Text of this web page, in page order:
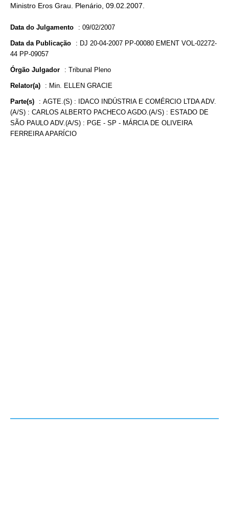
Ministro Eros Grau. Plenário, 09.02.2007.
Data do Julgamento : 09/02/2007
Data da Publicação : DJ 20-04-2007 PP-00080 EMENT VOL-02272-
44 PP-09057
Órgão Julgador : Tribunal Pleno
Relator(a) : Min. ELLEN GRACIE
Parte(s) : AGTE.(S) : IDACO INDÚSTRIA E COMÉRCIO LTDA ADV.
(A/S) : CARLOS ALBERTO PACHECO AGDO.(A/S) : ESTADO DE
SÃO PAULO ADV.(A/S) : PGE - SP - MÁRCIA DE OLIVEIRA
FERREIRA APARÍCIO